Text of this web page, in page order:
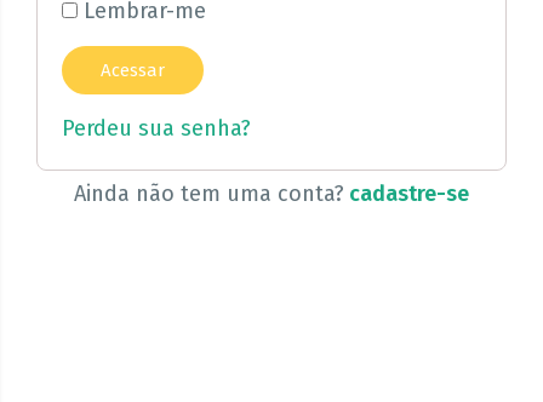
Lembrar-me
Perdeu sua senha?
Ainda não tem uma conta? cadastre-se